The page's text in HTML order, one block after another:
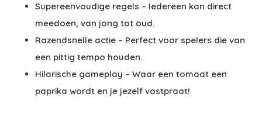
Supereenvoudige regels – Iedereen kan direct
meedoen, van jong tot oud.
Razendsnelle actie – Perfect voor spelers die van
een pittig tempo houden.
Hilarische gameplay – Waar een tomaat een
paprika wordt en je jezelf vastpraat!